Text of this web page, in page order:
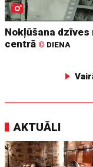
Nokļūšana dzīves
centrā © DIENA
AKTUĀLI